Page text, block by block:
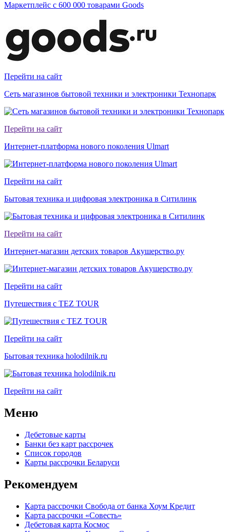
Маркетплейс с 600 000 товарами Goods
Перейти на сайт
Сеть магазинов бытовой техники и электроники Технопарк
Перейти на сайт
Интернет-платформа нового поколения Ulmart
Перейти на сайт
Бытовая техника и цифровая электроника в Ситилинк
Перейти на сайт
Интернет-магазин детских товаров Акушерство.ру
Перейти на сайт
Путешествия с TEZ TOUR
Перейти на сайт
Бытовая техника holodilnik.ru
Перейти на сайт
Меню
Дебетовые карты
Банки без карт рассрочек
Список городов
Карты рассрочки Беларуси
Рекомендуем
Карта рассрочки Свобода от банка Хоум Кредит
Карта рассрочки «Совесть»
Дебетовая карта Космос